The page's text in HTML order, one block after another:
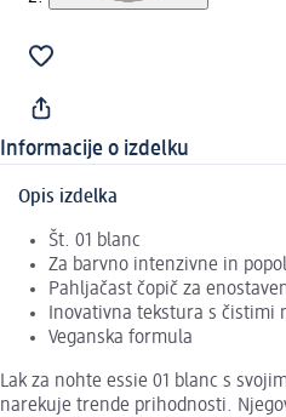
Informacije o izdelku
Opis izdelka
Št. 01 blanc
Za barvno intenzivne in
Pahljačast čopič za
Inovativna tekstura s čistimi
Veganska formula
Lak za nohte essie 01 blanc s
narekuje trende prihodnosti.